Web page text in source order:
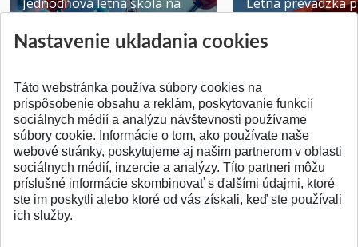
Pridané 28.07.2026 Pridané 23.06.2026
SPÄŤ NA VRCH
Nastavenie ukladania cookies
Táto webstránka používa súbory cookies na
prispôsobenie obsahu a reklám, poskytovanie funkcií
sociálnych médií a analýzu návštevnosti používame
súbory cookie. Informácie o tom, ako používate naše
webové stránky, poskytujeme aj našim partnerom v oblasti
sociálnych médií, inzercie a analýzy. Títo partneri môžu
príslušné informácie skombinovať s ďalšími údajmi, ktoré
ste im poskytli alebo ktoré od vás získali, keď ste používali
ich služby.